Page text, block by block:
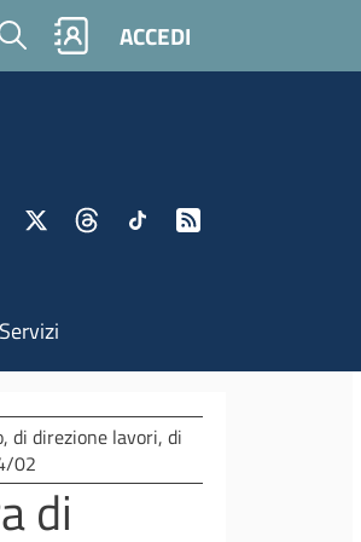
ACCEDI
Servizi
di direzione lavori, di
02
di